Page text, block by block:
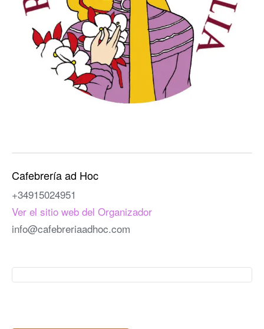
Cafebrería ad Hoc
+34915024951
Ver el sitio web del Organizador
info@cafebreriaadhoc.com